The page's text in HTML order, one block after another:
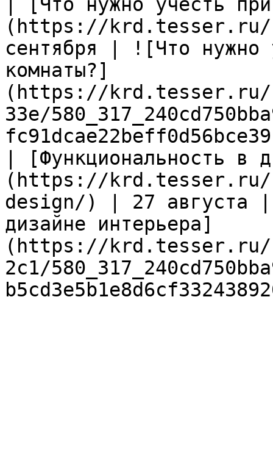
(https://
сентября | ![Что нужно
комнаты?]
(https://krd.tesser.ru/
33e/
| [Функциональность в
(https://
design/) | 27 августа |
дизайне интерьера]
(https://krd.tesser.ru/
2c1/